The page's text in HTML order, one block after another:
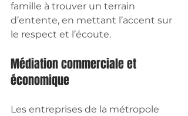
famille à trouver un terrain
d’entente, en mettant l’accent sur
le respect et l’écoute.
Médiation commerciale et
économique
Les entreprises de la métropole